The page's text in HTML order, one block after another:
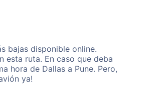
bajas disponible online.
esta ruta. En caso que deba
hora de Dallas a Pune. Pero,
ya!